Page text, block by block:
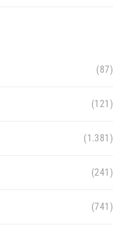
(87)
(121)
(1.381)
(241)
(741)